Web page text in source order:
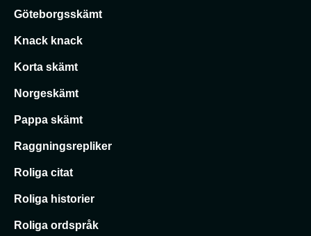
Göteborgsskämt
Knack knack
Korta skämt
Norgeskämt
Pappa skämt
Raggningsrepliker
Roliga citat
Roliga historier
Roliga ordspråk